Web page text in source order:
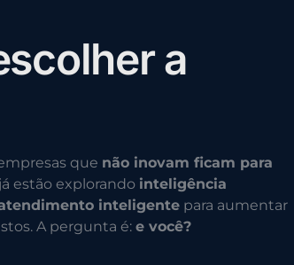
scolhera
que não inovam ficam para
estão explorando inteligência
inteligente para aumentar
A pergunta é: e você?